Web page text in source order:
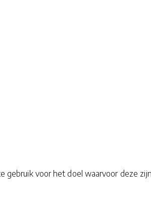
gebruik voor het doel waarvoor deze